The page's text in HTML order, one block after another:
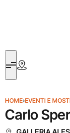
HOME›EVENTI E
Carlo